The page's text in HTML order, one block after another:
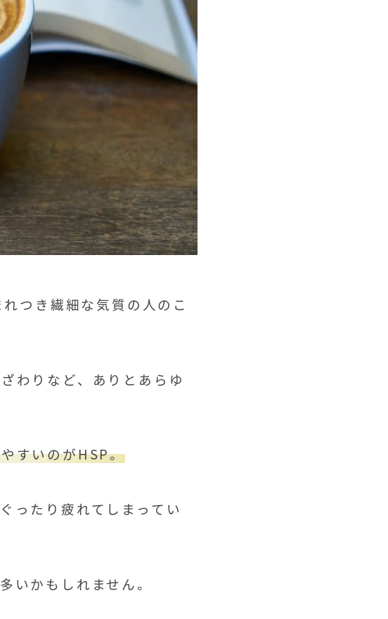
つき繊細な気質の人のこ
わりなど、ありとあらゆ
すいのがHSP。
ったり疲れてしまってい
いかもしれません。